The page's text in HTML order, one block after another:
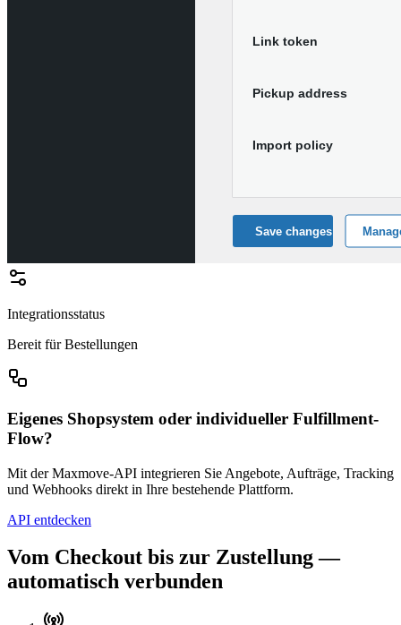
Integrationsstatus
Bereit für Bestellungen
Eigenes Shopsystem oder individueller Fulfillment-
Flow?
Mit der Maxmove-API integrieren Sie Angebote, Aufträge, Tracking
und Webhooks direkt in Ihre bestehende Plattform.
API entdecken
Vom Checkout bis zur Zustellung —
automatisch verbunden